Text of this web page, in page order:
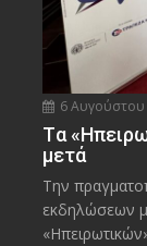
6 Αυγούστου
Tα
μετά
Την
εκδηλώσεων